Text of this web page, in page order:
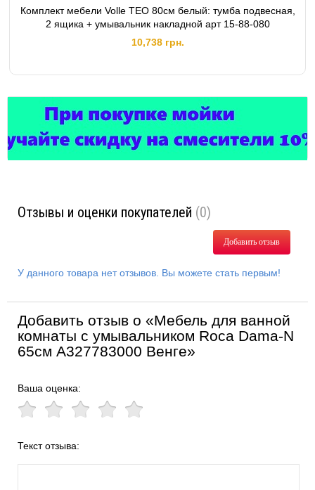
Комплект мебели Volle TEO 80см белый: тумба подвесная,
2 ящика + умывальник накладной арт 15-88-080
10,738 грн.
Отзывы и оценки покупателей (0)
Добавить отзыв
У данного товара нет отзывов. Вы можете стать первым!
Добавить отзыв о «Мебель для ванной
комнаты с умывальником Roca Dama-N
65см A327783000 Венге»
Ваша оценка:
Текст отзыва: